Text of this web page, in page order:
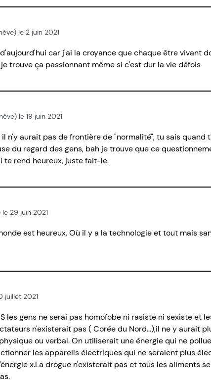
le 2 juin 2021
car j'ai la croyance que chaque être vivant
trouve ça passionnant même si c'est dur la vie défois
le 19 juin 2021
n'y aurait pas de frontière de "normalité", tu sais quand
du regard des gens, bah je trouve que ce
te rend heureux, juste fait-le.
29 juin 2021
est heureux. Où il y a la technologie et tout mais
juillet 2021
les gens ne serai pas homofobe ni rasiste ni sexiste et
n'existerait pas ( Corée du Nord...),il ne y aurait
ou verbal. On utiliserait une énergie qui ne
les appareils électriques qui ne seraient plus
x.La drogue n'existerait pas et tous les aliments